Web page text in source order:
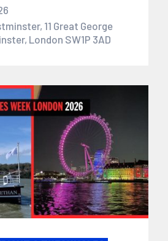
11 Great George
London SW1P 3AD